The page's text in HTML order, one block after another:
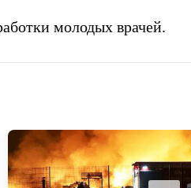
молодых врачей.